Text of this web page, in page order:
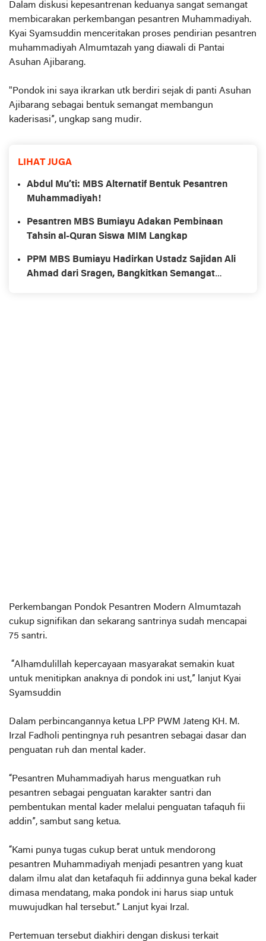
Dalam diskusi kepesantrenan keduanya sangat semangat
membicarakan perkembangan pesantren Muhammadiyah.
Kyai Syamsuddin menceritakan proses pendirian pesantren
muhammadiyah Almumtazah yang diawali di Pantai
Asuhan Ajibarang.
"Pondok ini saya ikrarkan utk berdiri sejak di panti Asuhan
Ajibarang sebagai bentuk semangat membangun
kaderisasi”, ungkap sang mudir.
LIHAT JUGA
Abdul Mu’ti: MBS Alternatif Bentuk Pesantren
Muhammadiyah!
Pesantren MBS Bumiayu Adakan Pembinaan
Tahsin al-Quran Siswa MIM Langkap
PPM MBS Bumiayu Hadirkan Ustadz Sajidan Ali
Ahmad dari Sragen, Bangkitkan Semangat
Perkembangan Pondok Pesantren Modern Almumtazah
cukup signifikan dan sekarang santrinya sudah mencapai
75 santri.
“Alhamdulillah kepercayaan masyarakat semakin kuat
untuk menitipkan anaknya di pondok ini ust,” lanjut Kyai
Syamsuddin
Dalam perbincangannya ketua LPP PWM Jateng KH. M.
Irzal Fadholi pentingnya ruh pesantren sebagai dasar dan
penguatan ruh dan mental kader.
“Pesantren Muhammadiyah harus menguatkan ruh
pesantren sebagai penguatan karakter santri dan
pembentukan mental kader melalui penguatan tafaquh fii
addin”, sambut sang ketua.
“Kami punya tugas cukup berat untuk mendorong
pesantren Muhammadiyah menjadi pesantren yang kuat
dalam ilmu alat dan ketafaquh fii addinnya guna bekal kader
dimasa mendatang, maka pondok ini harus siap untuk
muwujudkan hal tersebut.” Lanjut kyai Irzal.
Pertemuan tersebut diakhiri dengan diskusi terkait